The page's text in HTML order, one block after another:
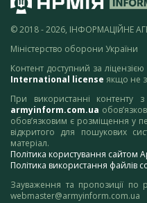
© 2018 - 2026, ІНФОРМАЦІЙНЕ
Міністерство оборони України
Контент доступний за ліцензією
International license якщо не
При використанні контенту
armyinform.com.ua
обов’язковим є розміщення у
відкритого для пошукових
матеріал.
Політика користування сайтом
Політика використання файлів
Зауваження та пропозиції по
webmaster@armyinform.com.ua